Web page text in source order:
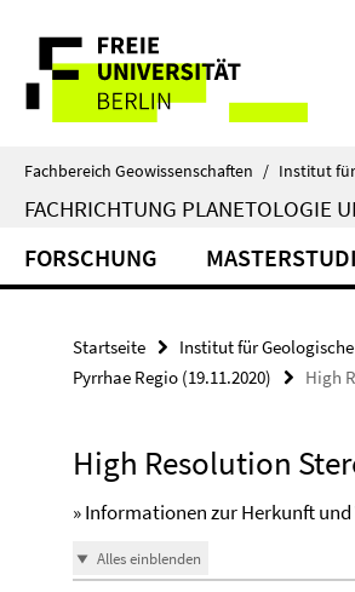
direkt
Inhalt
Service-
Navigation
Fachbereich Geowissenschaften / Institut
FACHRICHTUNG PLANETOLOGIE
FORSCHUNG
Startseite Institut für
Pyrrhae Regio (19.11.2020)
High
High Resolution
» Informationen zur Herkunft
Alles einblenden